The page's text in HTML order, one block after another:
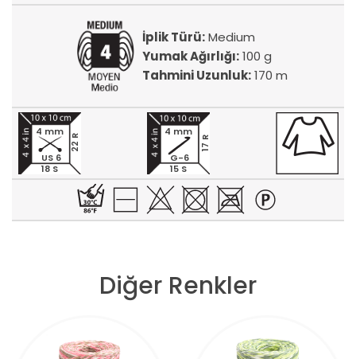
İplik Türü:Medium
Yumak Ağırlığı:100 g
Tahmini Uzunluk:170 m
18 S
22 R
4 mm
US 6
15 S
17 R
4 mm
G-6
Diğer Renkler